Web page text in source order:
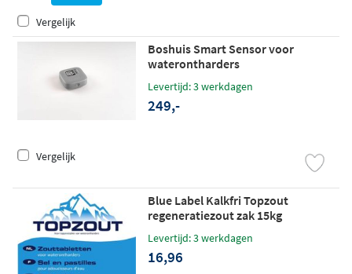
Vergelijk
Boshuis Smart Sensor voor
waterontharders
Levertijd: 3 werkdagen
249,-
Vergelijk
Blue Label Kalkfri Topzout
regeneratiezout zak 15kg
Levertijd: 3 werkdagen
16,96